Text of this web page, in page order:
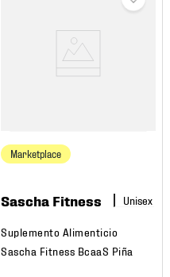
Marketplace
Sascha Fitness
Suplemento Alimenticio
Sascha Fitness BcaaS Piña